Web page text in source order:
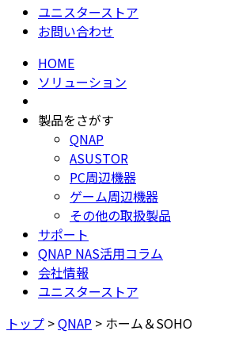
ユニスターストア
お問い合わせ
HOME
ソリューション
製品をさがす
QNAP
ASUSTOR
PC周辺機器
ゲーム周辺機器
その他の取扱製品
サポート
QNAP NAS活用コラム
会社情報
ユニスターストア
トップ >QNAP > ホーム＆SOHO